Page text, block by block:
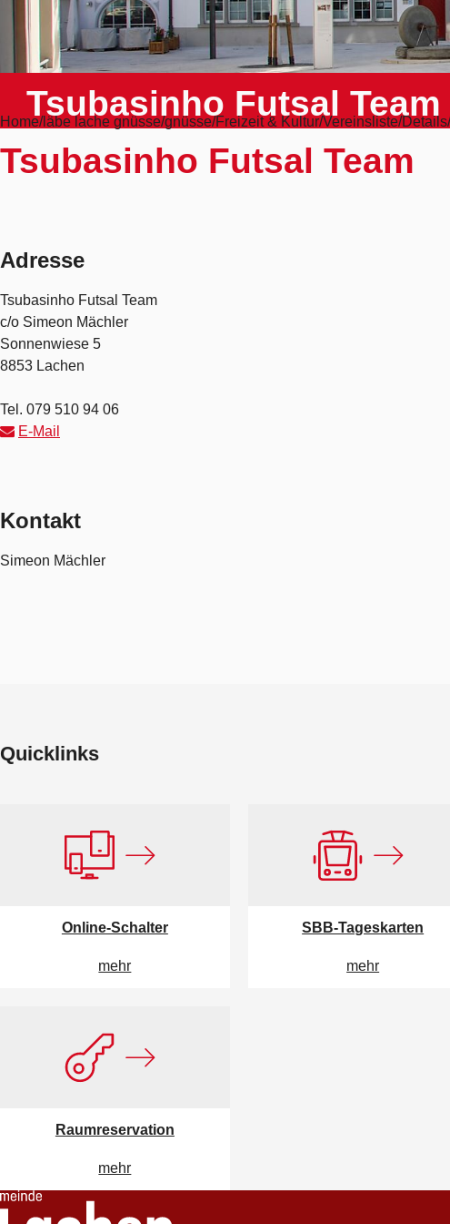
Tsubasinho Futsal Team
Home läbe lache gnüsse gnüsse Freizeit & Kultur Vereinsliste Details
Tsubasinho Futsal Team
Adresse
Tsubasinho Futsal Team
c/o Simeon Mächler
Sonnenwiese 5
8853 Lachen
Tel. 079 510 94 06
E-Mail
Kontakt
Simeon Mächler
Quicklinks
Online-Schalter
mehr
SBB-Tageskarten
mehr
Raumreservation
mehr
Footer